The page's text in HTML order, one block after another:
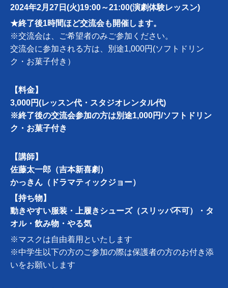
2024年2月27日(火)19:00～21:00(演劇体験レッスン)
★終了後1時間ほど交流会も開催します。
※交流会は、ご希望者のみご参加ください。
交流会に参加される方は、別途1,000円(ソフトドリン
ク・お菓子付き）
【料金】
3,000円(レッスン代・スタジオレンタル代)
※終了後の交流会参加の方は別途1,000円/ソフトドリン
ク・お菓子付き
【講師】
佐藤太一郎（吉本新喜劇）
かっきん（ドラマティックジョー）
【持ち物】
動きやすい服装・上履きシューズ（スリッパ不可）・タ
オル・飲み物・やる気
※マスクは自由着用といたします
※中学生以下の方のご参加の際は保護者の方のお付き添
いをお願いします